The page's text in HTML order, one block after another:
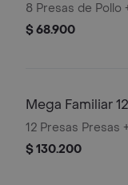
8 Presas de Pollo
$ 68.900
Mega Familiar 12
$ 130.200